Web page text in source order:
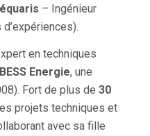
– Ingénieur
en techniques
BESS Energie, une
Fort de plus de 30
projets techniques et
avec sa fille